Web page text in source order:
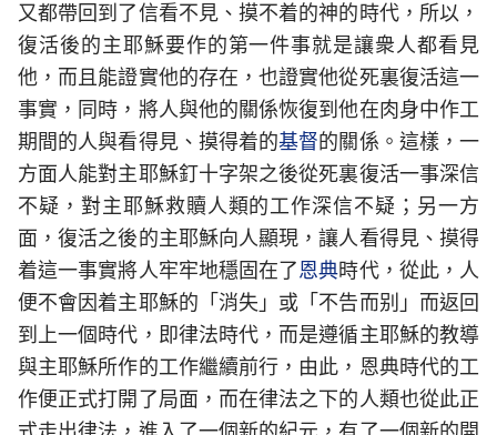
又都帶回到了信看不見、摸不着的神的時代，所以，
復活後的主耶穌要作的第一件事就是讓衆人都看見
他，而且能證實他的存在，也證實他從死裏復活這一
事實，同時，將人與他的關係恢復到他在肉身中作工
期間的人與看得見、摸得着的基督的關係。這樣，一
方面人能對主耶穌釘十字架之後從死裏復活一事深信
不疑，對主耶穌救贖人類的工作深信不疑；另一方
面，復活之後的主耶穌向人顯現，讓人看得見、摸得
着這一事實將人牢牢地穩固在了恩典時代，從此，人
便不會因着主耶穌的「消失」或「不告而别」而返回
到上一個時代，即律法時代，而是遵循主耶穌的教導
與主耶穌所作的工作繼續前行，由此，恩典時代的工
作便正式打開了局面，而在律法之下的人類也從此正